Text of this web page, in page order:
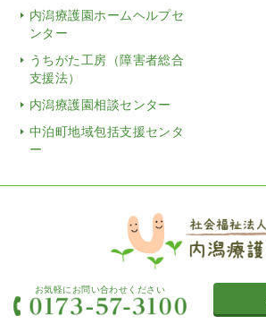
内潟療護園ホームヘルプセ
ンター
うちがた工房（障害者総合
支援法）
内潟療護園相談センター
中泊町地域包括支援センタ
ー
お気軽にお問い合わせください